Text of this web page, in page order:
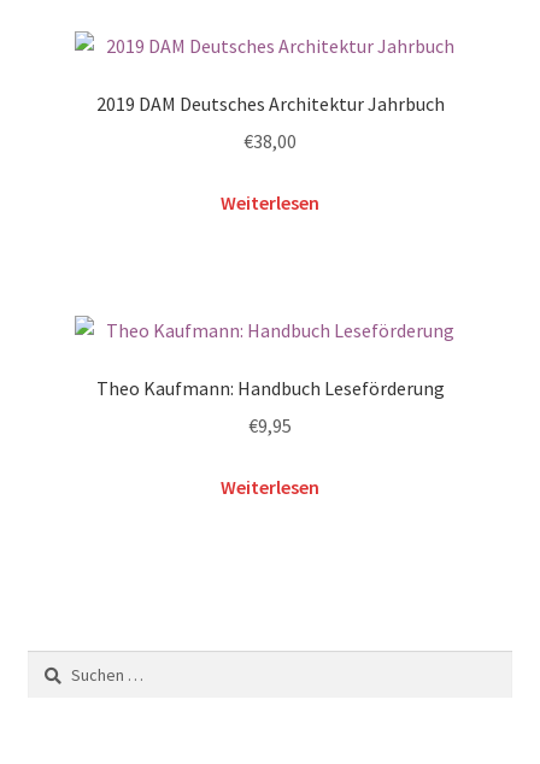
2019 DAM Deutsches Architektur Jahrbuch
€38,00
Weiterlesen
Theo Kaufmann: Handbuch Leseförderung
€9,95
Weiterlesen
Suchen
nach: